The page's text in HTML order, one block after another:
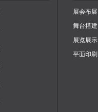
展会布展
舞台搭建
展览展示
平面印刷